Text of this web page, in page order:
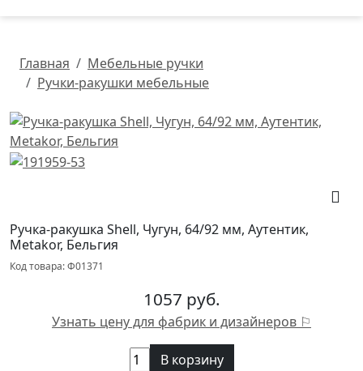
Главная
Мебельные ручки
Ручки-ракушки мебельные
Ручка-ракушка Shell, Чугун, 64/92 мм, Аутентик,
Metakor, Бельгия
Код товара: Ф01371
1057 руб.
Узнать цену для фабрик и дизайнеров ⚐
В корзину